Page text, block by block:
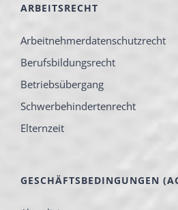
ARBEITSRECHT
Arbeitnehmerdatenschutzrecht
Berufsbildungsrecht
Betriebsübergang
Schwerbehindertenrecht
Elternzeit
GESCHÄFTSBEDINGUNGEN